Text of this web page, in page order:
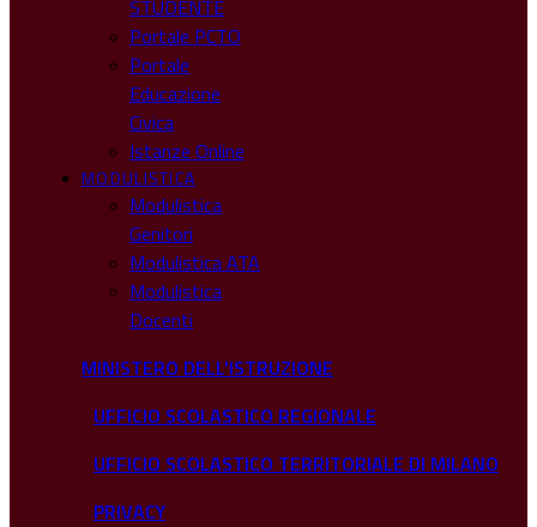
STUDENTE
Portale PCTO
Portale
Educazione
Civica
Istanze Online
MODULISTICA
Modulistica
Genitori
Modulistica ATA
Modulistica
Docenti
MINISTERO DELL'ISTRUZIONE
UFFICIO SCOLASTICO REGIONALE
UFFICIO SCOLASTICO TERRITORIALE DI MILANO
PRIVACY